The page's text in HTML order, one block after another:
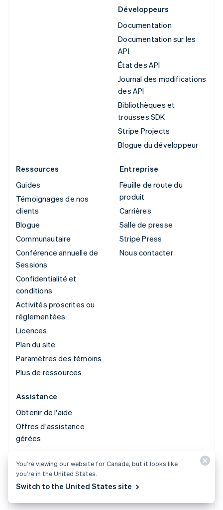
Développeurs
Documentation
Documentation sur les
API
État des API
Journal des modifications
des API
Bibliothèques et
trousses SDK
Stripe Projects
Blogue du développeur
Ressources
Guides
Témoignages de nos
clients
Blogue
Communautaire
Conférence annuelle de
Sessions
Confidentialité et
conditions
Activités proscrites ou
réglementées
Licences
Plan du site
Paramètres des témoins
Plus de ressources
Entreprise
Feuille de route du
produit
Carrières
Salle de presse
Stripe Press
Nous contacter
Assistance
Obtenir de l'aide
Offres d'assistance
gérées
© 2026 Stripe, LLC
You’re viewing our website for Canada, but it looks like
you’re in the United States.
Switch to the United States site